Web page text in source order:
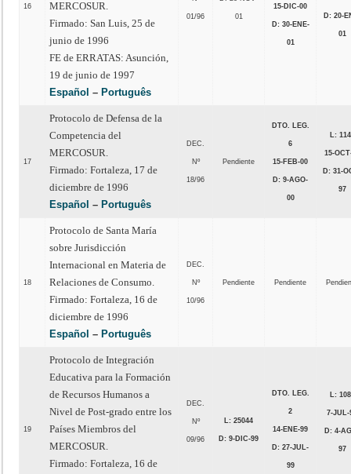
16
MERCOSUR.
Firmado: San Luis, 25 de
junio de 1996
FE de ERRATAS: Asunción,
19 de junio de 1997
Español – Português
01/96 01
15-DIC-00
D: 30-ENE-
01
D: 20-
01
17
Protocolo de Defensa de la
Competencia del
MERCOSUR.
Firmado: Fortaleza, 17 de
diciembre de 1996
Español – Português
DEC.
Nº
18/96
Pendiente
DTO. LEG.
6
15-FEB-00
D: 9-AGO-
00
L:
15-
D: 31-
97
18
Protocolo de Santa María
sobre Jurisdicción
Internacional en Materia de
Relaciones de Consumo.
Firmado: Fortaleza, 16 de
diciembre de 1996
Español – Português
DEC.
Nº
10/96
Pendiente Pendiente
19
Protocolo de Integración
Educativa para la Formación
de Recursos Humanos a
Nivel de Post-grado entre los
Países Miembros del
MERCOSUR.
Firmado: Fortaleza, 16 de
DEC.
Nº
09/96
L: 25044
D: 9-DIC-99
DTO. LEG.
2
14-ENE-99
D: 27-JUL-
99
L:
7-JUL-
D: 4-
97